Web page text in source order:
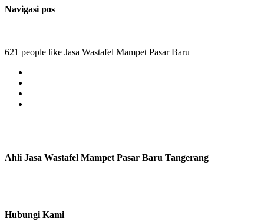
Navigasi pos
621 people like Jasa Wastafel Mampet Pasar Baru
Ahli Jasa Wastafel Mampet Pasar Baru Tangerang
Hubungi Kami